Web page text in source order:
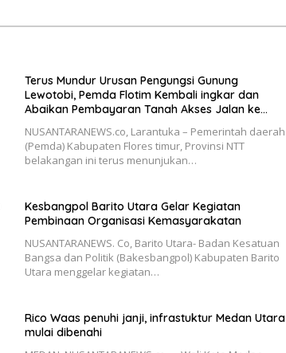
Terus Mundur Urusan Pengungsi Gunung
Lewotobi, Pemda Flotim Kembali ingkar dan
Abaikan Pembayaran Tanah Akses Jalan ke
NUSANTARANEWS.co, Larantuka – Pemerintah daerah
(Pemda) Kabupaten Flores timur, Provinsi NTT
belakangan ini terus menunjukan…
Kesbangpol Barito Utara Gelar Kegiatan
Pembinaan Organisasi Kemasyarakatan
NUSANTARANEWS. Co, Barito Utara- Badan Kesatuan
Bangsa dan Politik (Bakesbangpol) Kabupaten Barito
Utara menggelar kegiatan…
Rico Waas penuhi janji, infrastuktur Medan Utara
mulai dibenahi